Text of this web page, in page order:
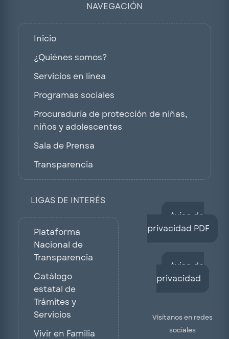
NAVEGACIÓN
Inicio
¿Quiénes somos?
Servicios en línea
Programas sociales
Procuraduría de protección de niñas,
niños y adolescentes
Sala de Prensa
Transparencia
LIGAS DE INTERÉS
Plataforma
Nacional de
Transparencia
Catálogo
estatal de
Trámites y
Servicios
Vivir en Familia
Aviso de
privacidad PDF
Aviso de
privacidad
Visítanos en redes
sociales